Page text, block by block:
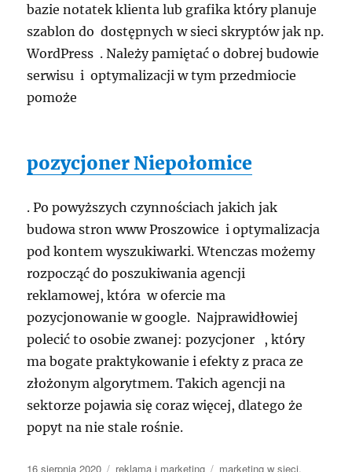
bazie notatek klienta lub grafika który planuje
szablon do dostępnych w sieci skryptów jak np.
WordPress . Należy pamiętać o dobrej budowie
serwisu i optymalizacji w tym przedmiocie
pomoże
pozycjoner Niepołomice
. Po powyższych czynnościach jakich jak
budowa stron www Proszowice i optymalizacja
pod kontem wyszukiwarki. Wtenczas możemy
rozpocząć do poszukiwania agencji
reklamowej, która w ofercie ma
pozycjonowanie w google. Najprawidłowiej
polecić to osobie zwanej: pozycjoner , który
ma bogate praktykowanie i efekty z praca ze
złożonym algorytmem. Takich agencji na
sektorze pojawia się coraz więcej, dlatego że
popyt na nie stale rośnie.
Data
16 sierpnia 2020 Kategorie
reklama i marketing Tagi
marketing w sieci,